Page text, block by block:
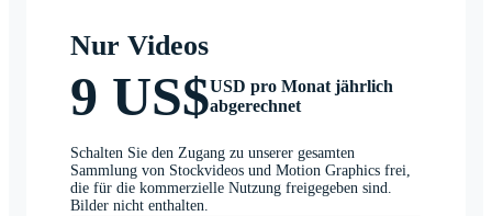
Nur Videos
9 US$USD pro Monat jährlich
abgerechnet
Schalten Sie den Zugang zu unserer gesamten
Sammlung von Stockvideos und Motion Graphics frei,
die für die kommerzielle Nutzung freigegeben sind.
Bilder nicht enthalten.